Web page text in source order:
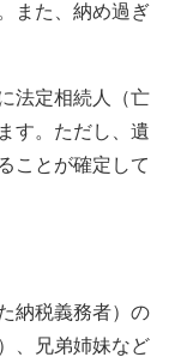
また、納め過ぎ
法定相続人（亡
す。ただし、遺
ことが確定して
納税義務者）の
、兄弟姉妹など